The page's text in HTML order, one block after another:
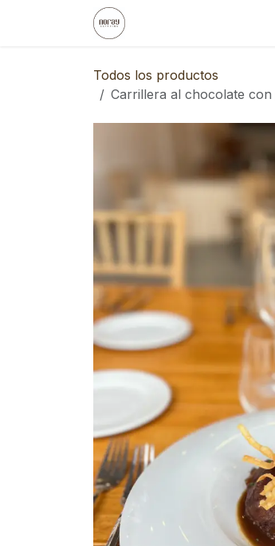
Todos los productos
Carrillera al chocolate